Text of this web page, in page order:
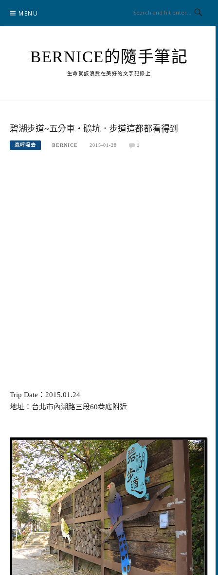
content
MENU
BERNICE的隨手筆記
生命就該浪費在美好的文字記錄上
碧湖步道~五分車‧礦坑．步道這都都看得到
森呼吸去 BERNICE 2015-01-28 1
Trip Date：2015.01.24
地址：台北市內湖路三段60巷底附近